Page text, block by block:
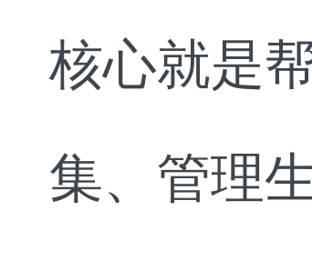
核心就是
集、管理